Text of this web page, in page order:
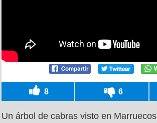
8 6
Un árbol de cabras visto en Marruecos